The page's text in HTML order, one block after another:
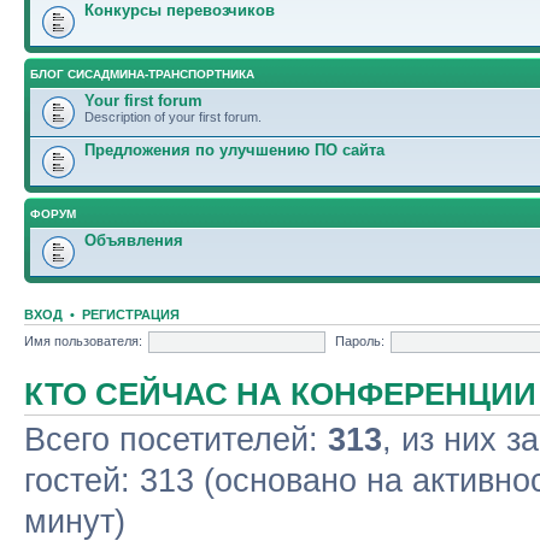
Конкурсы перевозчиков
БЛОГ СИСАДМИНА-ТРАНСПОРТНИКА
Your first forum
Description of your first forum.
Предложения по улучшению ПО сайта
ФОРУМ
Объявления
ВХОД • РЕГИСТРАЦИЯ
Имя пользователя:
Пароль:
КТО СЕЙЧАС НА КОНФЕРЕНЦИИ
Всего посетителей: 313, из них
гостей: 313 (основано на
минут)